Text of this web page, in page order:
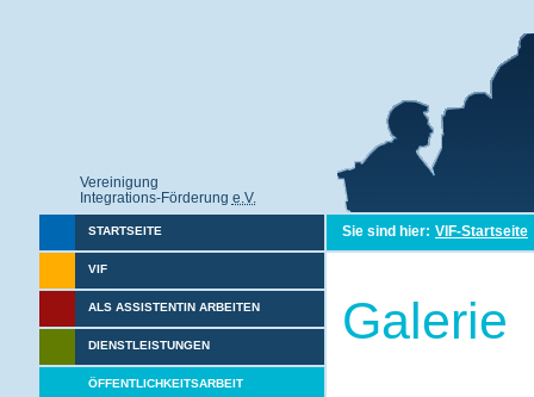
Vereinigung
Integrations-Förderung e.V.
STARTSEITE
VIF
ALS ASSISTENTIN ARBEITEN
DIENSTLEISTUNGEN
ÖFFENTLICHKEITSARBEIT
Sie sind hier: VIF-Startseite
Galerie